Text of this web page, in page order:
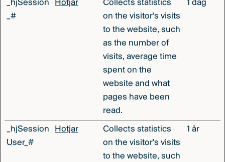
_hjSession
_#
Hotjar
Collects statistics
on the visitor's visits
to the website, such
as the number of
visits, average time
spent on the
website and what
pages have been
read.
1 dag
_hjSession
User_#
Hotjar
Collects statistics
on the visitor's visits
to the website, such
1 år